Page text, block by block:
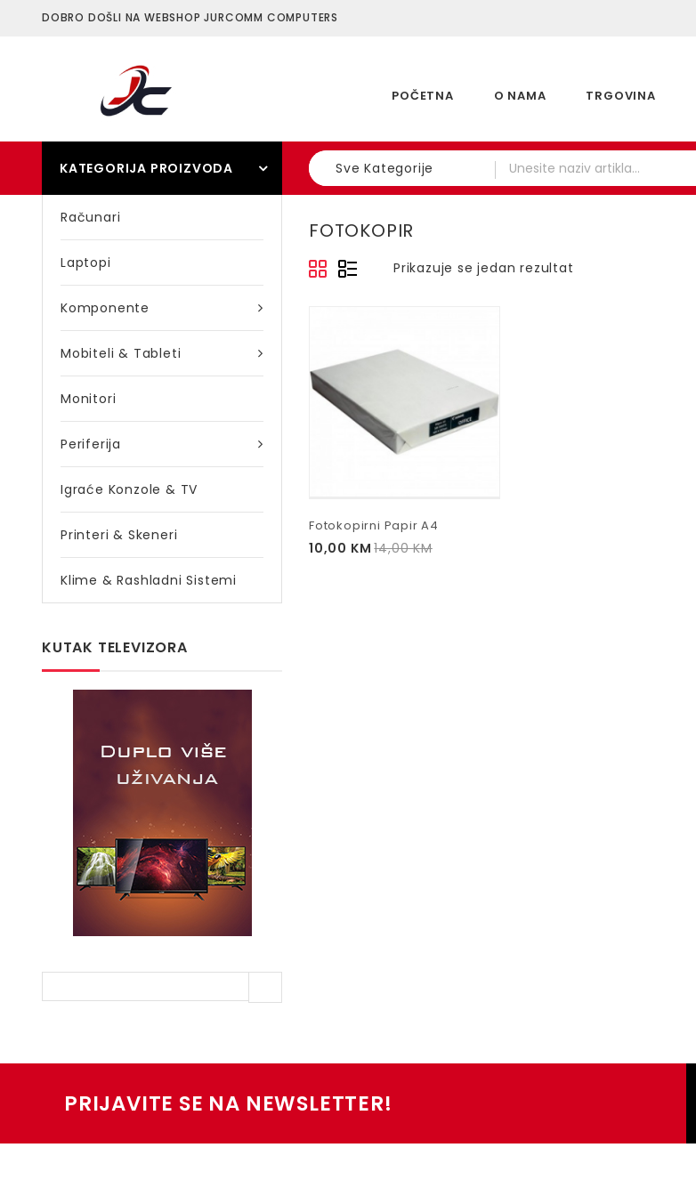
DOBRO DOŠLI NA WEBSHOP JURCOMM COMPUTERS
POČETNA O NAMA TRGOVINA
KATEGORIJA PROIZVODA Sve Kategorije
Računari
Laptopi
Komponente
Mobiteli & Tableti
Monitori
Periferija
Igraće Konzole & TV
Printeri & Skeneri
Klime & Rashladni Sistemi
FOTOKOPIR
Prikazuje se jedan rezultat
Fotokopirni Papir A4
14,00KM
10,00 KM
KUTAK TELEVIZORA
PRIJAVITE SE NA NEWSLETTER!